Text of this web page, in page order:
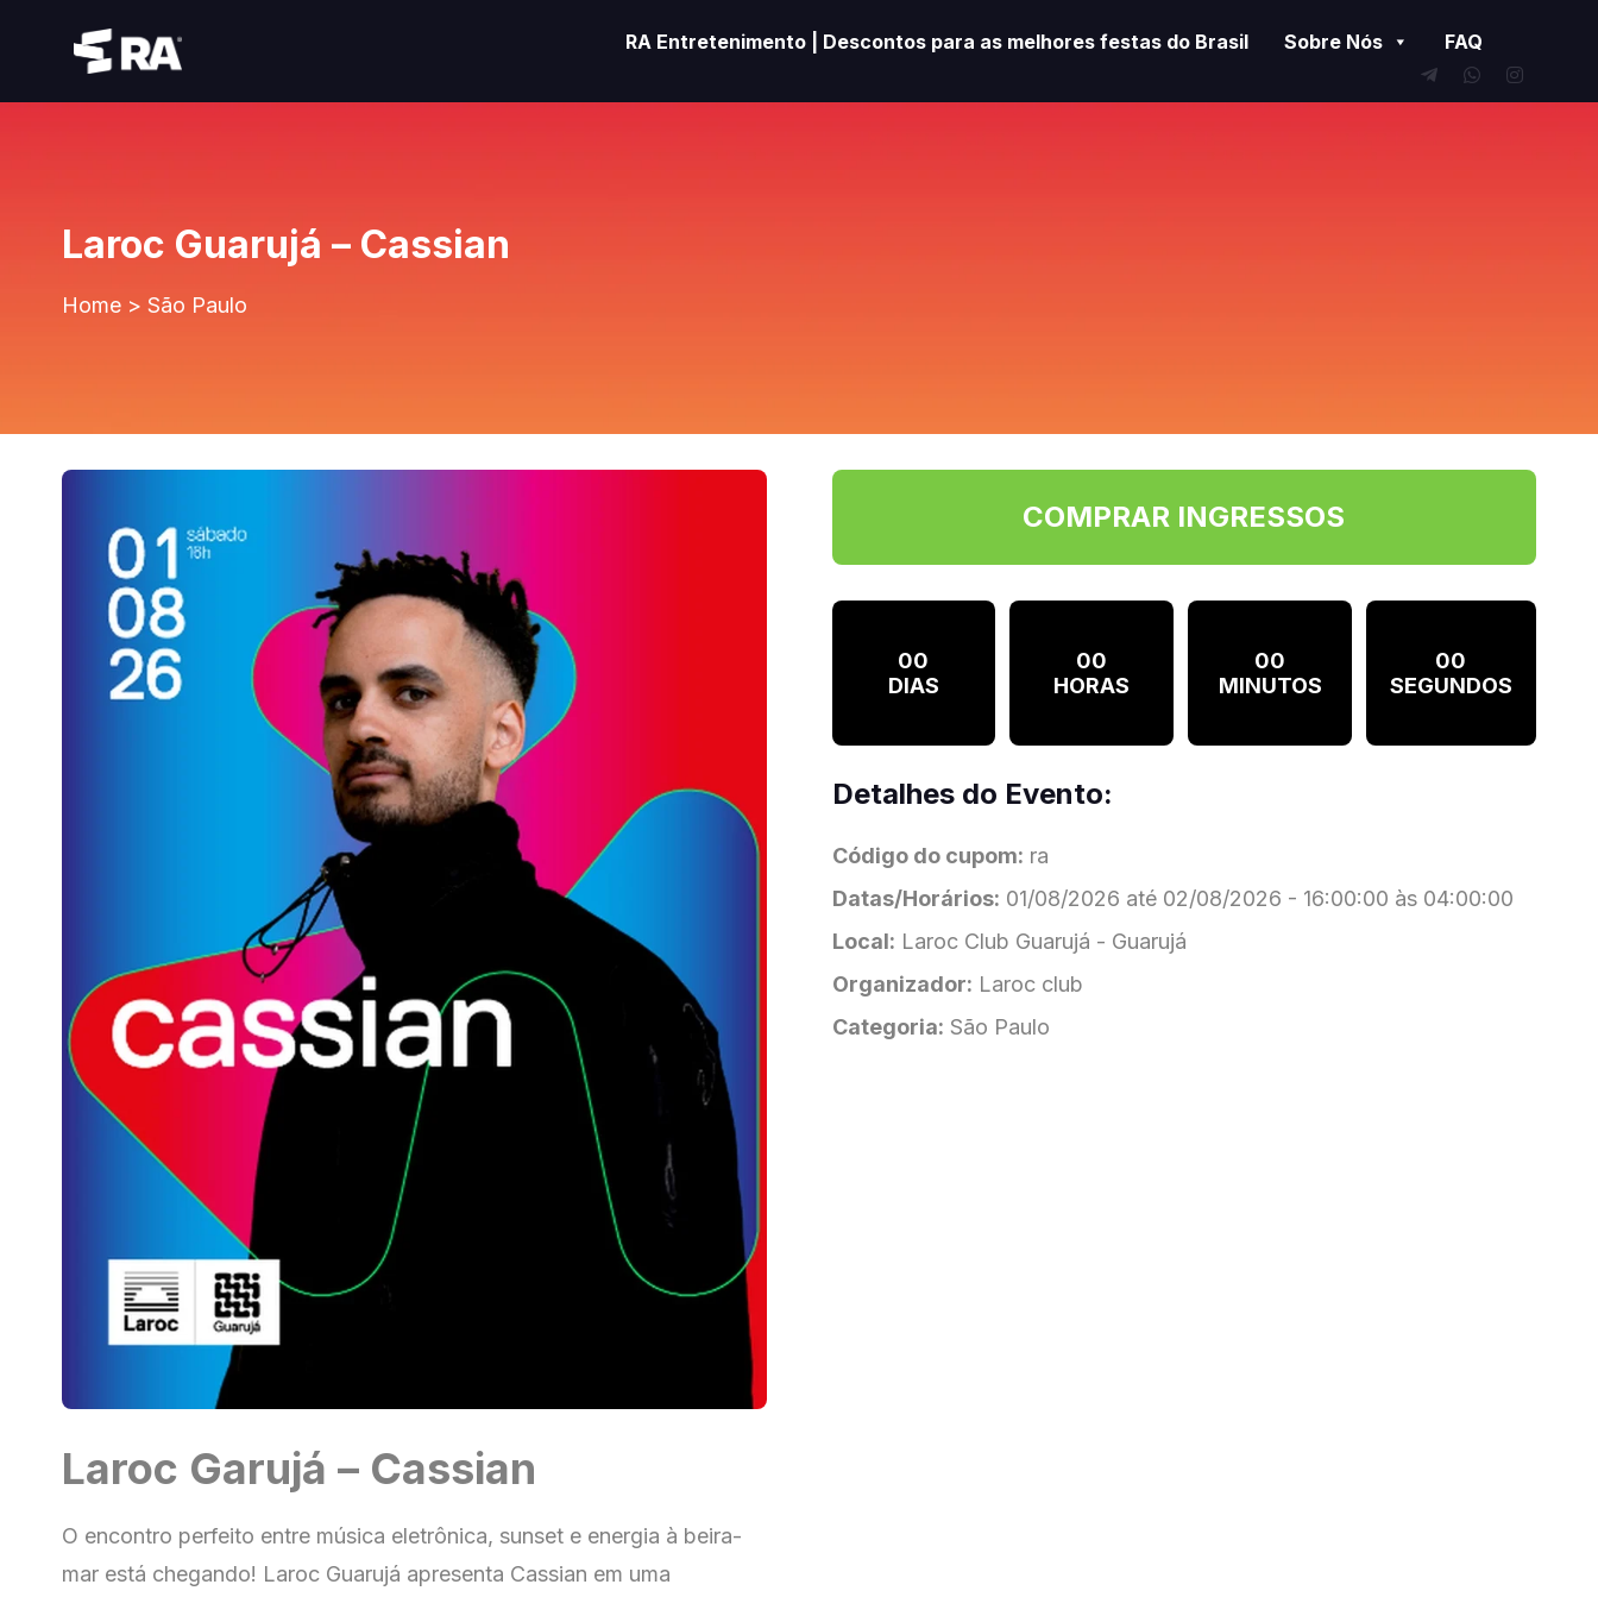
RA Entretenimento | Descontos para as melhores festas do Brasil Sobre Nós FAQ
Laroc Guarujá – Cassian
Home > São Paulo
Laroc Garujá – Cassian
O encontro perfeito entre música eletrônica, sunset e energia à beira-
mar está chegando! Laroc Guarujá apresenta Cassian em uma
COMPRAR INGRESSOS
00
DIAS
00
HORAS
00
MINUTOS
00
SEGUNDOS
Detalhes do Evento:
Código do cupom: ra
Datas/Horários: 01/08/2026 até 02/08/2026 - 16:00:00 às 04:00:00
Local: Laroc Club Guarujá - Guarujá
Organizador: Laroc club
Categoria: São Paulo